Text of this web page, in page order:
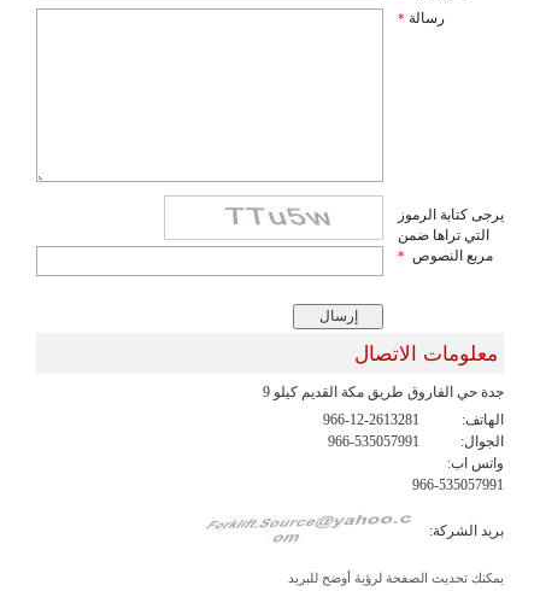
رسالة *
يرجى كتابة الرموز
التي تراها ضمن
مربع النصوص *
معلومات الاتصال
جدة حي الفاروق طريق مكة القديم كيلو 9
الهاتف:
966-12-2613281
الجوال:
966-535057991
واتس اب:
966-535057991
بريد الشركة:
يمكنك تحديث الصفحة لرؤية أوضح للبريد